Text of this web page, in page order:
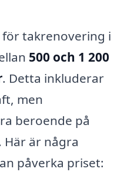
takrenovering i
500 och 1 200
. Detta inkluderar
men
beroende på
Här är några
påverka priset: